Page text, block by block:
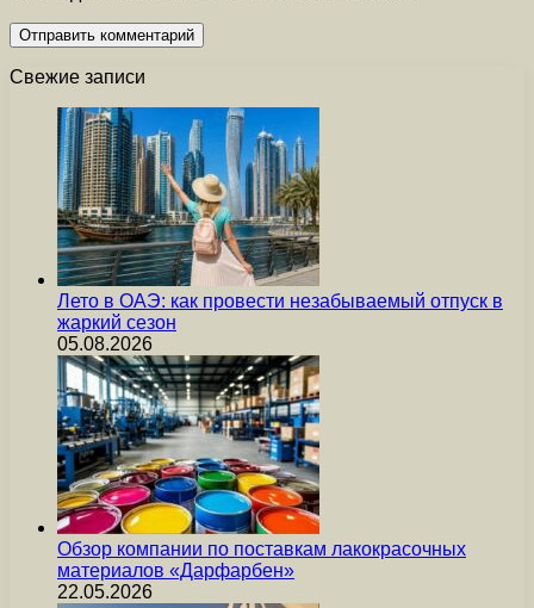
Свежие записи
Лето в ОАЭ: как провести незабываемый отпуск в
жаркий сезон
05.08.2026
Обзор компании по поставкам лакокрасочных
материалов «Дарфарбен»
22.05.2026